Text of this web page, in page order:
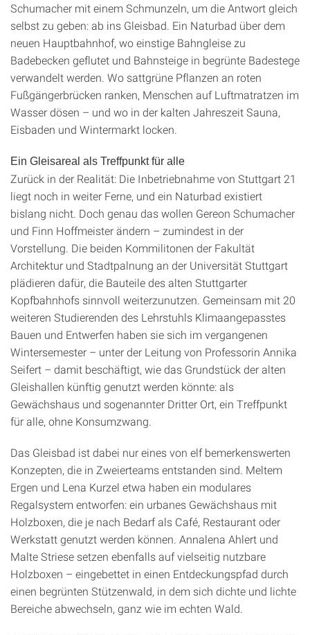
Schumacher mit einem Schmunzeln, um die Antwort gleich
selbst zu geben: ab ins Gleisbad. Ein Naturbad über dem
neuen Hauptbahnhof, wo einstige Bahngleise zu
Badebecken geflutet und Bahnsteige in begrünte Badestege
verwandelt werden. Wo sattgrüne Pflanzen an roten
Fußgängerbrücken ranken, Menschen auf Luftmatratzen im
Wasser dösen – und wo in der kalten Jahreszeit Sauna,
Eisbaden und Wintermarkt locken.
Ein Gleisareal als Treffpunkt für alle
Zurück in der Realität: Die Inbetriebnahme von Stuttgart 21
liegt noch in weiter Ferne, und ein Naturbad existiert
bislang nicht. Doch genau das wollen Gereon Schumacher
und Finn Hoffmeister ändern – zumindest in der
Vorstellung. Die beiden Kommilitonen der Fakultät
Architektur und Stadtpalnung an der Universität Stuttgart
plädieren dafür, die Bauteile des alten Stuttgarter
Kopfbahnhofs sinnvoll weiterzunutzen. Gemeinsam mit 20
weiteren Studierenden des Lehrstuhls Klimaangepasstes
Bauen und Entwerfen haben sie sich im vergangenen
Wintersemester – unter der Leitung von Professorin Annika
Seifert – damit beschäftigt, wie das Grundstück der alten
Gleishallen künftig genutzt werden könnte: als
Gewächshaus und sogenannter Dritter Ort, ein Treffpunkt
für alle, ohne Konsumzwang.
Das Gleisbad ist dabei nur eines von elf bemerkenswerten
Konzepten, die in Zweierteams entstanden sind. Meltem
Ergen und Lena Kurzel etwa haben ein modulares
Regalsystem entworfen: ein urbanes Gewächshaus mit
Holzboxen, die je nach Bedarf als Café, Restaurant oder
Werkstatt genutzt werden können. Annalena Ahlert und
Malte Striese setzen ebenfalls auf vielseitig nutzbare
Holzboxen – eingebettet in einen Entdeckungspfad durch
einen begrünten Stützenwald, in dem sich dichte und lichte
Bereiche abwechseln, ganz wie im echten Wald.